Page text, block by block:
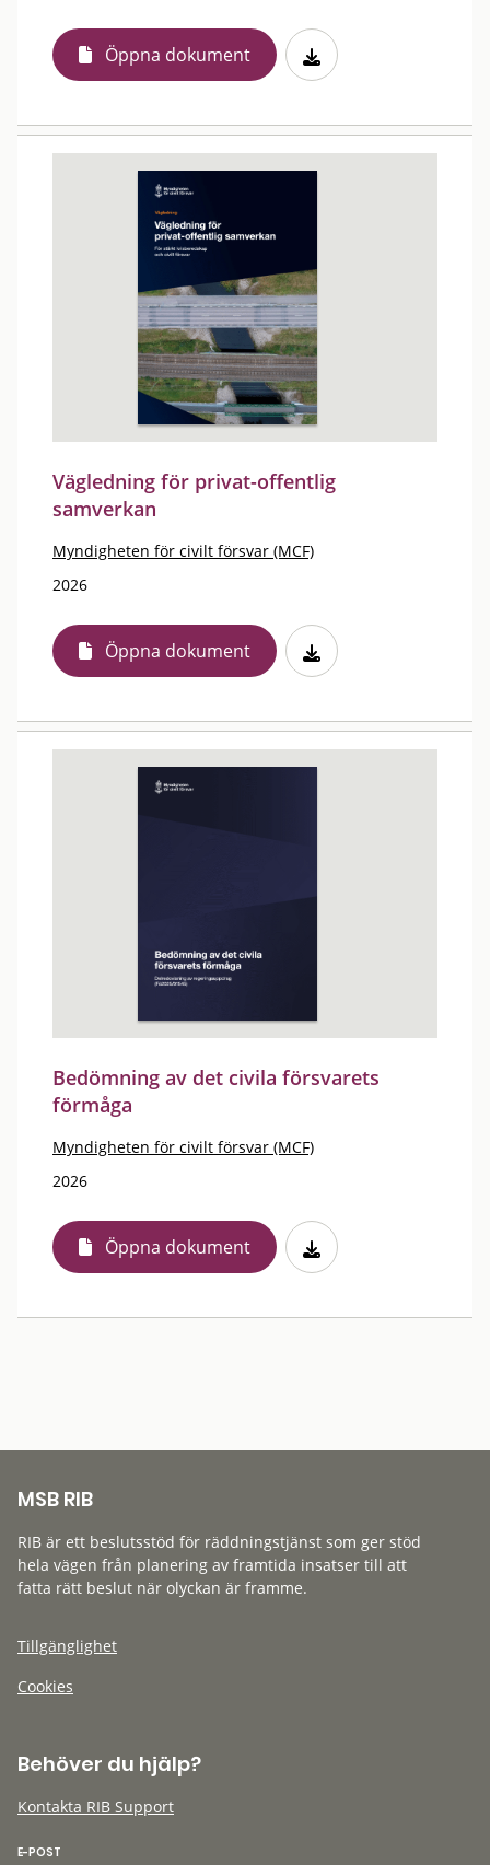
Öppna dokument
Vägledning för privat-offentlig
samverkan
Myndigheten för civilt försvar (MCF)
2026
Öppna dokument
Bedömning av det civila försvarets
förmåga
Myndigheten för civilt försvar (MCF)
2026
Öppna dokument
MSB RIB
RIB är ett beslutsstöd för räddningstjänst som ger stöd
hela vägen från planering av framtida insatser till att
fatta rätt beslut när olyckan är framme.
Tillgänglighet
Cookies
Behöver du hjälp?
Kontakta RIB Support
E-POST